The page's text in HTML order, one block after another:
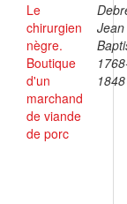
Le
chirurgien
nègre.
Boutique
d'un
marchand
de viande
de porc
Jean
1848